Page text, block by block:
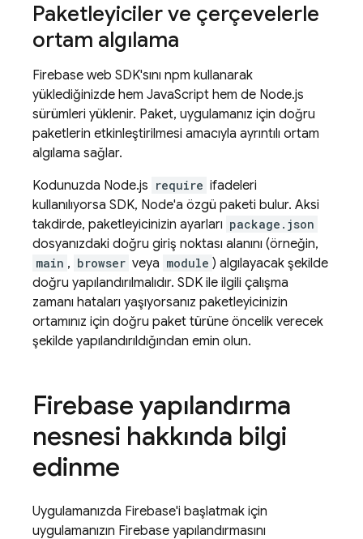
Paketleyiciler ve çerçevelerle
ortam algılama
Firebase web SDK'sını npm kullanarak
yüklediğinizde hem JavaScript hem de Node.js
sürümleri yüklenir. Paket, uygulamanız için doğru
paketlerin etkinleştirilmesi amacıyla ayrıntılı ortam
algılama sağlar.
Kodunuzda Node.js require ifadeleri
kullanılıyorsa SDK, Node'a özgü paketi bulur. Aksi
takdirde, paketleyicinizin ayarları package.json
dosyanızdaki doğru giriş noktası alanını (örneğin,
main , browser veya module ) algılayacak şekilde
doğru yapılandırılmalıdır. SDK ile ilgili çalışma
zamanı hataları yaşıyorsanız paketleyicinizin
ortamınız için doğru paket türüne öncelik verecek
şekilde yapılandırıldığından emin olun.
Firebase yapılandırma
nesnesi hakkında bilgi
edinme
Uygulamanızda Firebase'i başlatmak için
uygulamanızın Firebase yapılandırmasını